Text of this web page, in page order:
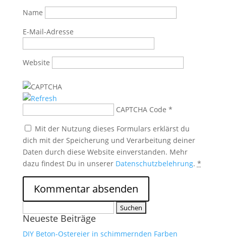
Name
E-Mail-Adresse
Website
CAPTCHA Code *
Mit der Nutzung dieses Formulars erklärst du
dich mit der Speicherung und Verarbeitung deiner
Daten durch diese Website einverstanden. Mehr
dazu findest Du in unserer Datenschutzbelehrung. *
nach:
Neueste Beiträge
DIY Beton-Ostereier in schimmernden Farben